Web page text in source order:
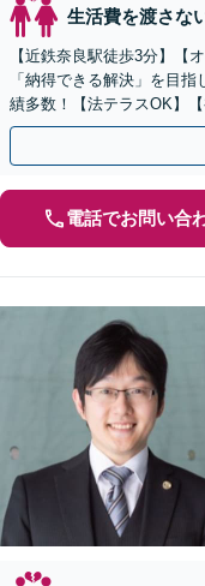
生活費を渡さな
【近鉄奈良駅徒歩3分】【
「納得できる解決」を目
績多数！【法テラスOK】
安な方、まずはお電話くだ
電話でお問い合